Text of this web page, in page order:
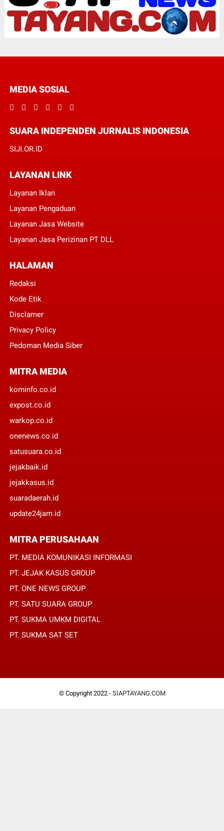
MEDIA SOSIAL
SUARA INDEPENDEN JURNALIS INDONESIA
SIJI.OR.ID
LAYANAN LINK
Layanan Iklan
Layanan Pengaduan
Layanan Jasa Website
Layanan Jasa Perizinan PT DLL
HALAMAN
Redaksi
Kode Etik
Disclamer
Privacy Policy
Pedoman Media Siber
MITRA MEDIA
kominfo.co.id
expost.co.id
warkop.co.id
onenews.co.id
satusuara.co.id
jejakbaik.id
jejakkasus.id
suaradaerah.id
update24jam.id
MITRA PERUSAHAAN
PT. MEDIA KOMUNIKASI INFORMASI
PT. JEJAK KASUS GROUP
PT. ONE NEWS GROUP
PT. SATU SUARA GROUP
PT. SUKMA UMKM DIGITAL
PT. SUKMA SAT SET
© Copyright 2022 - SIAPTAYANG.COM